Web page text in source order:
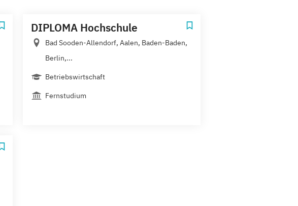
DIPLOMA Hochschule
Bad Sooden-Allendorf, Aalen, Baden-Baden,
Berlin,...
Betriebswirtschaft
Fernstudium